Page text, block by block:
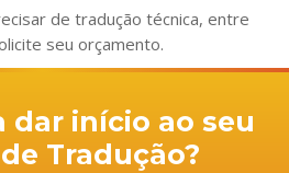
de tradução técnica, entre
seu orçamento.
dar início ao seu
Tradução?